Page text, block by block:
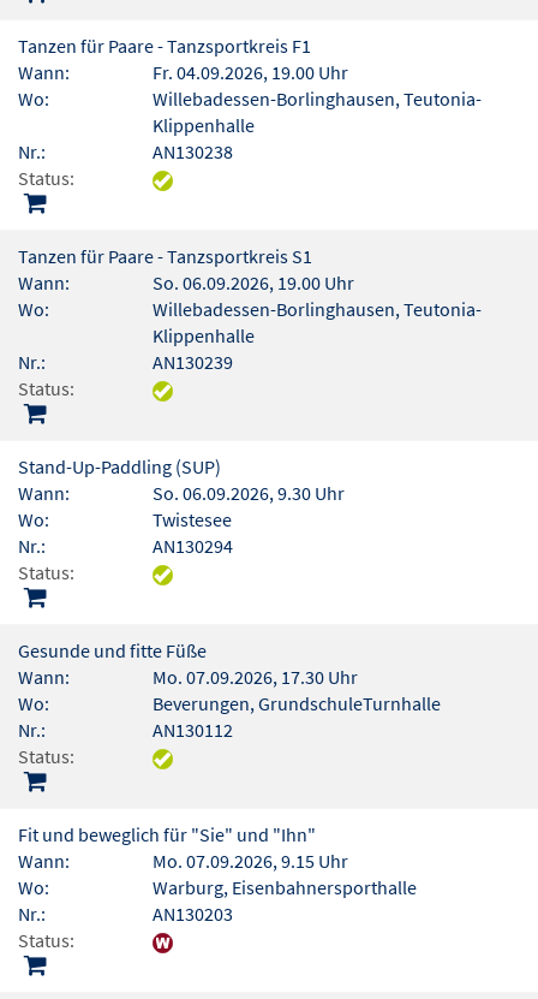
Tanzen für Paare - Tanzsportkreis F1
Wann:
Fr. 04.09.2026, 19.00 Uhr
Wo:
Willebadessen-Borlinghausen, Teutonia-
Klippenhalle
Nr.:
AN130238
Status:
Tanzen für Paare - Tanzsportkreis S1
Wann:
So. 06.09.2026, 19.00 Uhr
Wo:
Willebadessen-Borlinghausen, Teutonia-
Klippenhalle
Nr.:
AN130239
Status:
Stand-Up-Paddling (SUP)
Wann:
So. 06.09.2026, 9.30 Uhr
Wo:
Twistesee
Nr.:
AN130294
Status:
Gesunde und fitte Füße
Wann:
Mo. 07.09.2026, 17.30 Uhr
Wo:
Beverungen, GrundschuleTurnhalle
Nr.:
AN130112
Status:
Fit und beweglich für "Sie" und "Ihn"
Wann:
Mo. 07.09.2026, 9.15 Uhr
Wo:
Warburg, Eisenbahnersporthalle
Nr.:
AN130203
Status: